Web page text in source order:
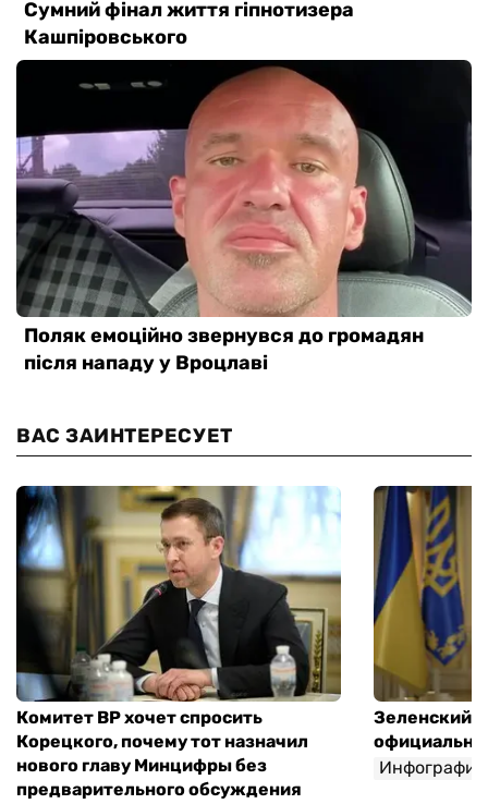
ВАС ЗАИНТЕРЕСУЕТ
Комитет ВР хочет спросить
Корецкого, почему тот назначил
нового главу Минцифры без
предварительного обсуждения
Зеленский